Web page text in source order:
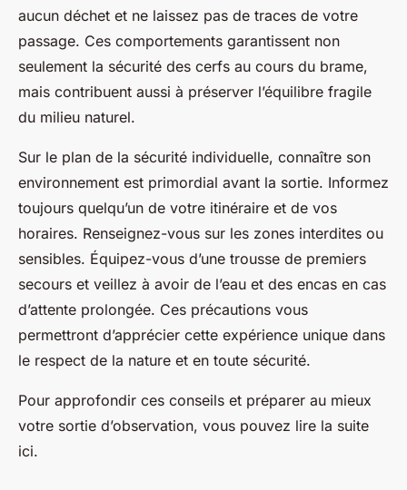
aucun déchet et ne laissez pas de traces de votre
passage. Ces comportements garantissent non
seulement la sécurité des cerfs au cours du brame,
mais contribuent aussi à préserver l’équilibre fragile
du milieu naturel.
Sur le plan de la sécurité individuelle, connaître son
environnement est primordial avant la sortie. Informez
toujours quelqu’un de votre itinéraire et de vos
horaires. Renseignez-vous sur les zones interdites ou
sensibles. Équipez-vous d’une trousse de premiers
secours et veillez à avoir de l’eau et des encas en cas
d’attente prolongée. Ces précautions vous
permettront d’apprécier cette expérience unique dans
le respect de la nature et en toute sécurité.
Pour approfondir ces conseils et préparer au mieux
votre sortie d’observation, vous pouvez lire la suite
ici.